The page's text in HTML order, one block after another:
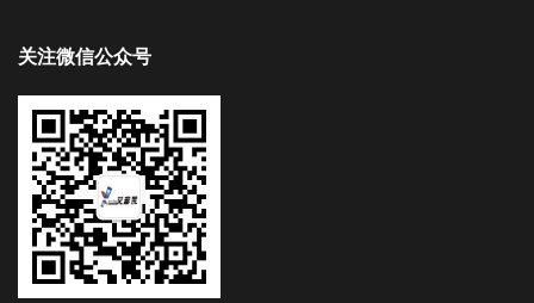
关注微信公众号